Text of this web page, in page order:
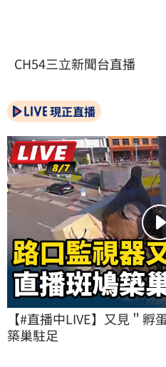
CH54三立新聞台直播
現正直播
【#直播中LIVE】又見＂
築巢駐足